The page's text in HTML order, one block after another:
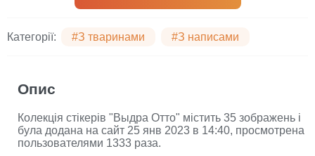
Категорії: #З тваринами #З написами
Опис
Колекція стікерів "Выдра Отто" містить 35 зображень і
була додана на сайт 25 янв 2023 в 14:40, просмотрена
пользователями 1333 раза.